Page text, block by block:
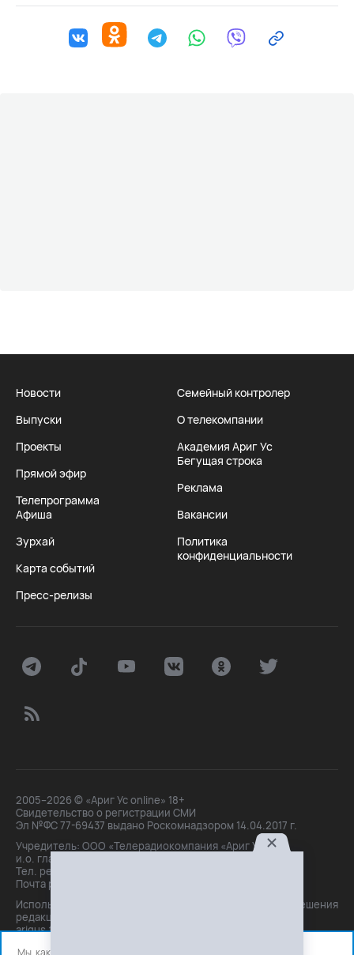
Новости
Выпуски
Проекты
Прямой эфир
Телепрограмма
Афиша
Зурхай
Карта событий
Пресс-релизы
Семейный контролер
О телекомпании
Академия Ариг Ус
Бегущая строка
Реклама
Вакансии
Политика
конфиденциальности
2005–2026 © «Ариг Ус online» 18+
Свидетельство о регистрации СМИ
Эл №ФС 77-69437 выдано Роскомнадзором 14.04.2017 г.
Учредитель: ООО «Телерадиокомпания «Ариг Ус»,
и.о. главного редактора: Маханова О.Б.
Тел. peдakции: +7(3012)21-30-14,
Почта peдakции: editor@arigus.tv
Использование материалов только с письменного разрешения
редакции. При цитировании прямая активная ссылка на
arigus.tv обязательна.
Мы, как и все используем файлы cookie и сервисы аналитики.